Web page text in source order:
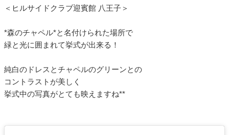
＜ヒルサイドクラブ迎賓館 八王子＞
*森のチャペル*と名付けられた場所で
緑と光に囲まれて挙式が出来る！
純白のドレスとチャペルのグリーンとの
コントラストが美しく
挙式中の写真がとても映えますね**